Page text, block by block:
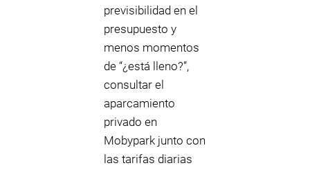
previsibilidad en el
presupuesto y
menos momentos
de “¿está lleno?”,
consultar el
aparcamiento
privado en
Mobypark junto con
las tarifas diarias